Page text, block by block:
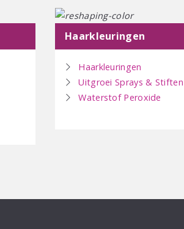
Haarkleuringen
Haarkleuringen
Uitgroei Sprays & Stiften
Waterstof Peroxide